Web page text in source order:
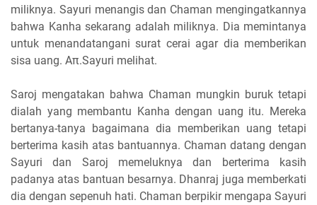
miliknya. Sayuri menangis dan Chaman mengingatkannya
bahwa Kanha sekarang adalah miliknya. Dia memintanya
untuk menandatangani surat cerai agar dia memberikan
sisa uang. Aπ.Sayuri melihat.
Saroj mengatakan bahwa Chaman mungkin buruk tetapi
dialah yang membantu Kanha dengan uang itu. Mereka
bertanya-tanya bagaimana dia memberikan uang tetapi
berterima kasih atas bantuannya. Chaman datang dengan
Sayuri dan Saroj memeluknya dan berterima kasih
padanya atas bantuan besarnya. Dhanraj juga memberkati
dia dengan sepenuh hati. Chaman berpikir mengapa Sayuri